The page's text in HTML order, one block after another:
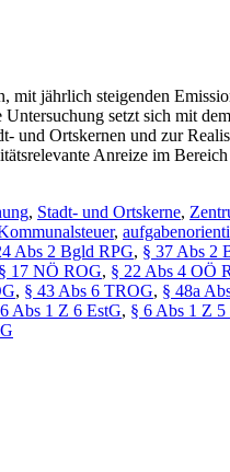
jährlich steigenden
setzt sich mit
Ortskernen und zur
Anreize im
, Stadt- und Ortskerne,
,
Abs 2 Bgld RPG, § 37 Abs 2
§ 17 NÖ ROG, § 22 Abs 4 OÖ
, § 43 Abs 6 TROG, § 48a
Abs 1 Z 6 EstG, § 6 Abs 1 Z